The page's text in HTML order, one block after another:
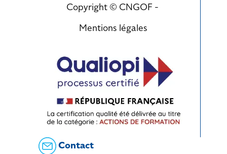
Copyright © CNGOF -
Mentions légales
Contact